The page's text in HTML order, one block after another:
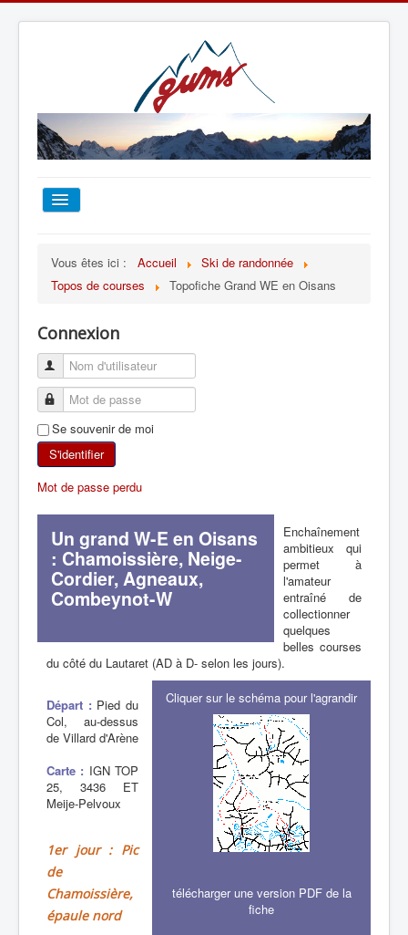
TOUT SUR LE GUMS
ESCALADE
ALPINISME
SKI DE RANDONNÉE
RANDONNÉE SPORTIVE
Vous êtes ici : Accueil
Ski de randonnée
Topos de courses
Topofiche Grand WE en Oisans
Connexion
Se souvenir de moi
S'identifier
Mot de passe perdu
Un grand W-E en Oisans
: Chamoissière, Neige-
Cordier, Agneaux,
Combeynot-W
Enchaînement
ambitieux qui
permet à
l'amateur
entraîné de
collectionner
quelques
belles courses
du côté du Lautaret (AD à D- selon les jours).
Cliquer sur le schéma pour l'agrandir
télécharger une version PDF de la
fiche
Départ : Pied du
Col, au-dessus
de Villard d'Arène
Carte : IGN TOP
25, 3436 ET
Meije-Pelvoux
1er jour : Pic
de
Chamoissière,
épaule nord